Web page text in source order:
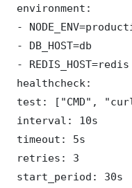
environment:
-
- DB_HOST=db
- REDIS_HOST=redis
healthcheck:
test: ["CMD",
interval: 10s
timeout: 5s
retries: 3
start_period: 30s